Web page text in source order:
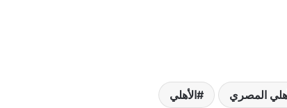
المصري الأهلي